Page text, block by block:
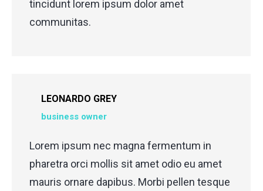
tincidunt lorem ipsum dolor amet
communitas.
LEONARDO GREY
business owner
Lorem ipsum nec magna fermentum in
pharetra orci mollis sit amet odio eu amet
mauris ornare dapibus. Morbi pellen tesque